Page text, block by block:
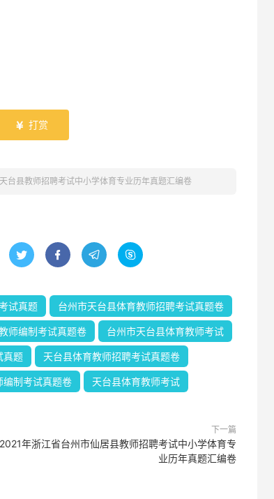
 打赏
台县教师招聘考试中小学体育专业历年真题汇编卷
   
试真题 台州市天台县体育教师招聘考试真题卷
师编制考试真题卷 台州市天台县体育教师考试
真题 天台县体育教师招聘考试真题卷
编制考试真题卷 天台县体育教师考试
下一篇
2021年浙江省台州市仙居县教师招聘考试中小学体育专
业历年真题汇编卷